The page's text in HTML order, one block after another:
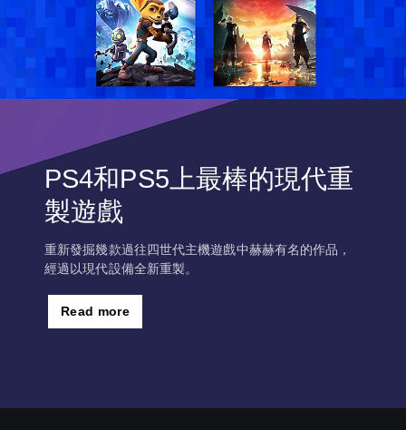
PS4和PS5上最棒的現代重
製遊戲
重新發掘幾款過往四世代主機遊戲中赫赫有名的作品，
經過以現代設備全新重製。
Read more